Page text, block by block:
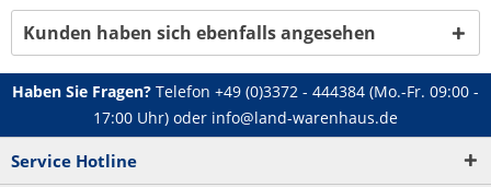
Kunden haben sich ebenfalls angesehen
Haben Sie Fragen? Telefon +49 (0)3372 - 444384 (Mo.-Fr. 09:00 -
17:00 Uhr) oder info@land-warenhaus.de
Service Hotline